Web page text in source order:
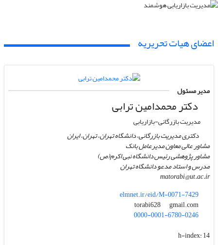
اعضای هیات تحریریه
مدیر مسئول
دکتر محمدامین ترابی
مدیریت بازرگانی-بازاریابی
دکتری مدیریت بازرگانی، دانشگاه تهران، تهران، ایران
مشاور عالی معاون مدیرعامل بانک
مشاور پژوهشی رئیس دانشگاه نبی اکرم(ص)
مدرس و استاد مدعو دانشگاه تهران
matorabi@ut.ac.ir
elmnet.ir/eid/M-0071-7429
torabi628
gmail.com
0000-0001-6780-0246
h-index:14